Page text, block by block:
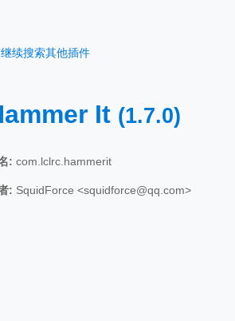
续搜索其他插件
It (1.7.0)
: com.lclrc.hammerit
: SquidForce <squidforce@qq.com>